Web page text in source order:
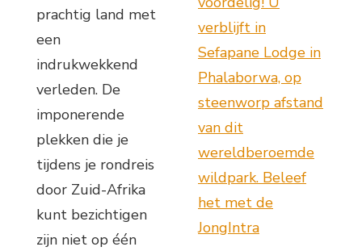
prachtig land met
een
indrukwekkend
verleden. De
imponerende
plekken die je
tijdens je rondreis
door Zuid-Afrika
kunt bezichtigen
zijn niet op één
verblijft in
Sefapane Lodge in
Phalaborwa, op
steenworp afstand
van dit
wereldberoemde
wildpark. Beleef
het met de
JongIntra